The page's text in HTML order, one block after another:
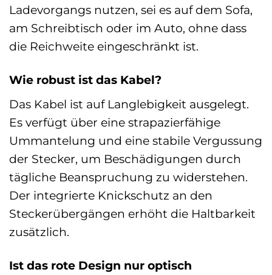
Ladevorgangs nutzen, sei es auf dem Sofa,
am Schreibtisch oder im Auto, ohne dass
die Reichweite eingeschränkt ist.
Wie robust ist das Kabel?
Das Kabel ist auf Langlebigkeit ausgelegt.
Es verfügt über eine strapazierfähige
Ummantelung und eine stabile Vergussung
der Stecker, um Beschädigungen durch
tägliche Beanspruchung zu widerstehen.
Der integrierte Knickschutz an den
Steckerübergängen erhöht die Haltbarkeit
zusätzlich.
Ist das rote Design nur optisch